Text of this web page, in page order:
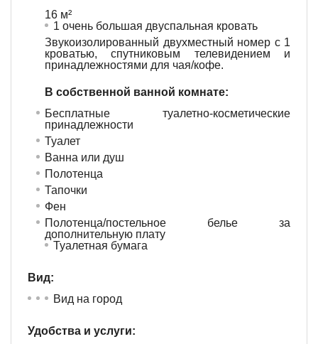
16 м²
1 очень большая двуспальная кровать
Звукоизолированный двухместный номер с 1
кроватью, спутниковым телевидением и
принадлежностями для чая/кофе.
В собственной ванной комнате:
Бесплатные туалетно-косметические
принадлежности
Туалет
Ванна или душ
Полотенца
Тапочки
Фен
Полотенца/постельное белье за
дополнительную плату
Туалетная бумага
Вид:
Вид на город
Удобства и услуги: ​